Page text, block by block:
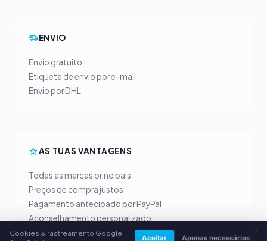
ENVIO
Envio gratuito
Etiqueta de envio por e-mail
Envio por DHL
AS TUAS VANTAGENS
Todas as marcas principais
Preços de compra justos
Pagamento antecipado por PayPal
Aconselhamento personalizado
Cookies & rastreamento Google
Aceitar Apenas necessários